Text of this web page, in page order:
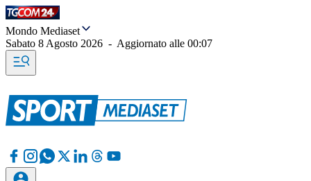
Mondo Mediaset
Sabato 8 Agosto 2026 - Aggiornato alle 00:07